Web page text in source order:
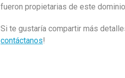
fueron propietarias de este
Si te gustaría compartir más
contáctanos!